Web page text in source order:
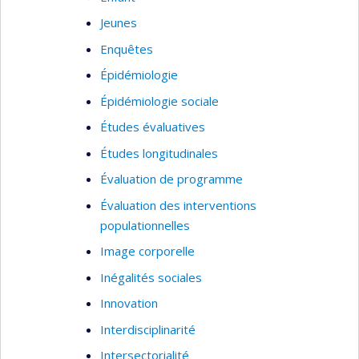
Jeunes
Enquêtes
Épidémiologie
Épidémiologie sociale
Études évaluatives
Études longitudinales
Évaluation de programme
Évaluation des interventions
populationnelles
Image corporelle
Inégalités sociales
Innovation
Interdisciplinarité
Intersectorialité